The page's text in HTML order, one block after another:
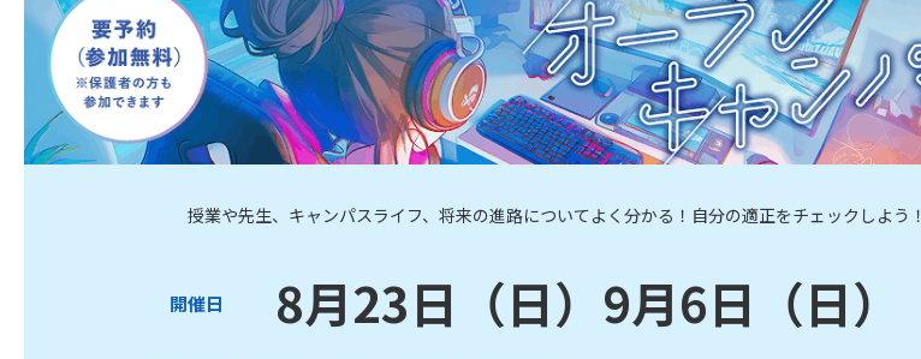
授業や先生、キャンパスライフ、将来の進路についてよく分かる！自分の適正をチェックしよう！
開催日 8月23日（日）9月6日（日）